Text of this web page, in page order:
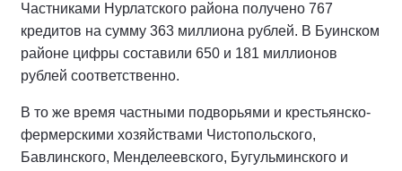
Частниками Нурлатского района получено 767
кредитов на сумму 363 миллиона рублей. В Буинском
районе цифры составили 650 и 181 миллионов
рублей соответственно.
В то же время частными подворьями и крестьянско-
фермерскими хозяйствами Чистопольского,
Бавлинского, Менделеевского, Бугульминского и